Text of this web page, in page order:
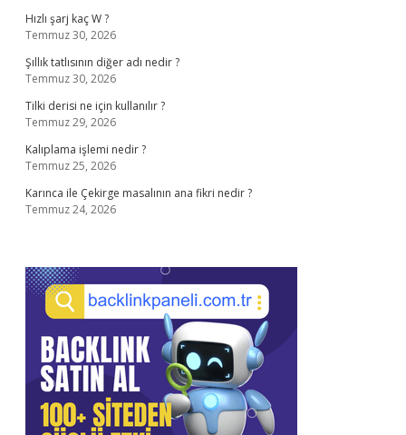
Hızlı şarj kaç W ?
Temmuz 30, 2026
Şıllık tatlısının diğer adı nedir ?
Temmuz 30, 2026
Tilki derisi ne için kullanılır ?
Temmuz 29, 2026
Kalıplama işlemi nedir ?
Temmuz 25, 2026
Karınca ile Çekirge masalının ana fikri nedir ?
Temmuz 24, 2026